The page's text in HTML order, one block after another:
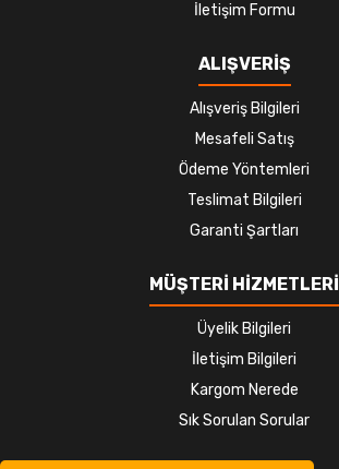
İletişim Formu
ALIŞVERİŞ
Alışveriş Bilgileri
Mesafeli Satış
Ödeme Yöntemleri
Teslimat Bilgileri
Garanti Şartları
MÜŞTERİ HİZMETLERİ
Üyelik Bilgileri
İletişim Bilgileri
Kargom Nerede
Sık Sorulan Sorular